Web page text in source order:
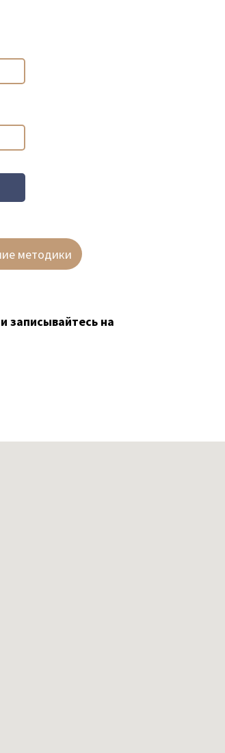
методики
записывайтесь на